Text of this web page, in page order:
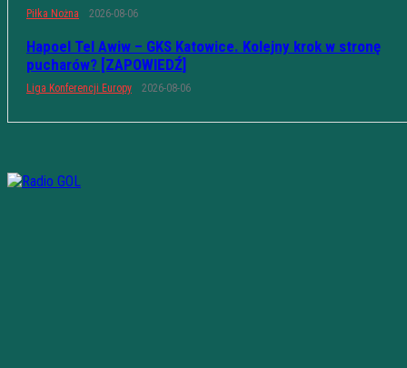
Piłka Nożna 2026-08-06
Hapoel Tel Awiw – GKS Katowice. Kolejny krok w stronę
pucharów? [ZAPOWIEDŹ]
Liga Konferencji Europy 2026-08-06